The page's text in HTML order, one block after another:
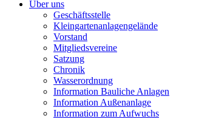
Über uns
Geschäftsstelle
Kleingartenanlagengelände
Vorstand
Mitgliedsvereine
Satzung
Chronik
Wasserordnung
Information Bauliche Anlagen
Information Außenanlage
Information zum Aufwuchs